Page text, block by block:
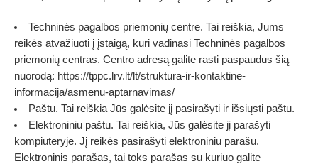
Techninės pagalbos priemonių centre. Tai reiškia, Jums
reikės atvažiuoti į įstaigą, kuri vadinasi Techninės pagalbos
priemonių centras. Centro adresą galite rasti paspaudus šią
nuorodą: https://tppc.lrv.lt/lt/struktura-ir-kontaktine-
informacija/asmenu-aptarnavimas/
Paštu. Tai reiškia Jūs galėsite jį pasirašyti ir išsiųsti paštu.
Elektroniniu paštu. Tai reiškia, Jūs galėsite jį parašyti
kompiuteryje. Jį reikės pasirašyti elektroniniu parašu.
Elektroninis parašas, tai toks parašas su kuriuo galite